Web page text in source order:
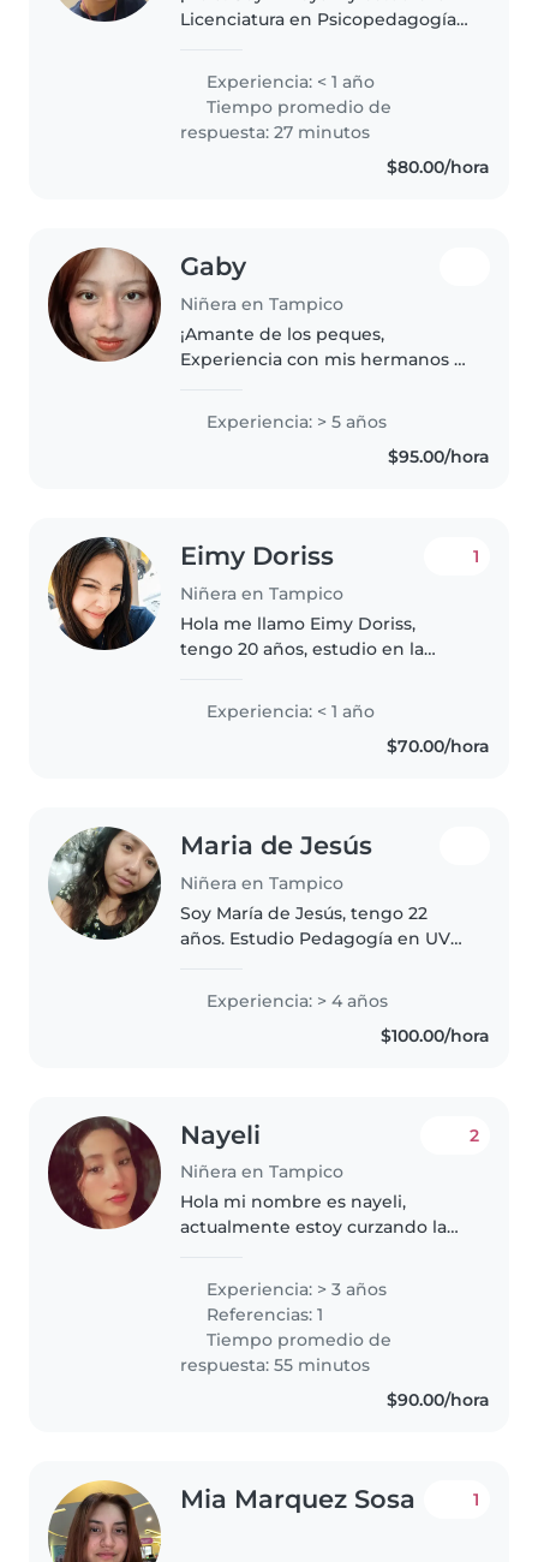
Licenciatura en Psicopedagogía,
desde 1 mes de nacidos hasta los
5 años, me interesa el teatro, la
danza y la música, tengo..
Experiencia: < 1 año
Tiempo promedio de
respuesta: 27 minutos
$80.00/hora
Gaby
Niñera en Tampico
¡Amante de los peques,
Experiencia con mis hermanos y
!Me encanta leer, cantar y jugar
con niños. Disfruto cocinando,
haciendo tareas sencillas y
Experiencia: > 5 años
$95.00/hora
Eimy Doriss
Niñera en Tampico
1
Hola me llamo Eimy Doriss,
tengo 20 años, estudio en la
domingos, buscó un trabajo de
niñera, ya tengo experiencia, por
un año e estado trabajando..
Experiencia: < 1 año
$70.00/hora
Maria de Jesús
Niñera en Tampico
Soy María de Jesús, tengo 22
años. Estudio Pedagogía en UVM.
referencias. Busco empleo fines
de semana (sábado y domingo)...
Experiencia: > 4 años
$100.00/hora
Nayeli
Niñera en Tampico
2
Hola mi nombre es nayeli,
actualmente estoy curzando la
universidad autónoma de
tamaulipas, soy buena cuidando
niños e cuidado niños de 1 año
en adelante,..
Experiencia: > 3 años
Referencias: 1
Tiempo promedio de
respuesta: 55 minutos
$90.00/hora
Mia Marquez Sosa 1